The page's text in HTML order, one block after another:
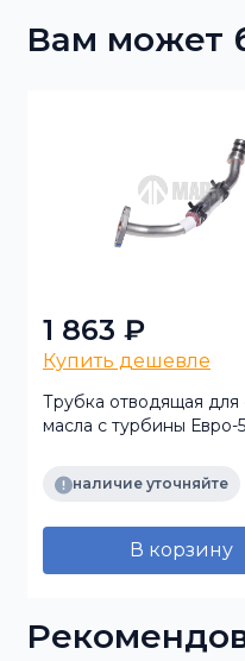
Вам может
1 863 ₽
Купить дешевле
Трубка отводящая для
масла с турбины Евро-
наличие уточняйте
В корзину